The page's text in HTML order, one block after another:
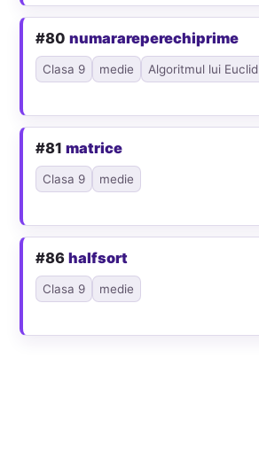
#80numarareperechiprime
Clasa 9 medie Algoritmul lui Euclid
#81matrice
Clasa 9 medie
#86halfsort
Clasa 9 medie